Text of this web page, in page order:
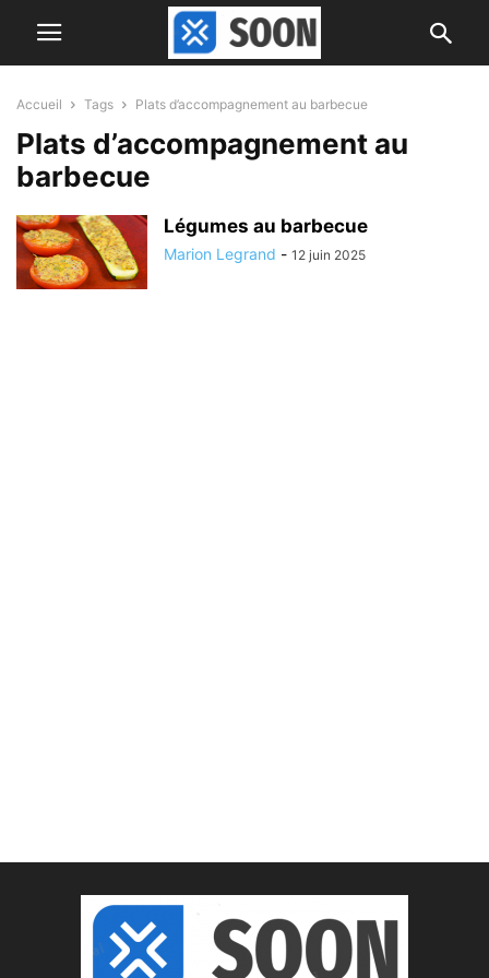
Accueil Tags Plats d’accompagnement au barbecue
Plats d’accompagnement au
barbecue
Légumes au barbecue
Marion Legrand - 12 juin 2025